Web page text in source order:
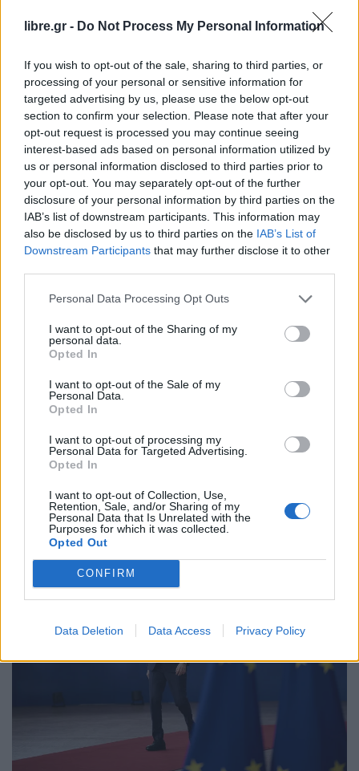
libre.gr - Do Not Process My Personal Information
If you wish to opt-out of the sale, sharing to third parties, or
processing of your personal or sensitive information for
targeted advertising by us, please use the below opt-out
section to confirm your selection. Please note that after your
opt-out request is processed you may continue seeing
interest-based ads based on personal information utilized by
us or personal information disclosed to third parties prior to
your opt-out. You may separately opt-out of the further
disclosure of your personal information by third parties on the
IAB’s list of downstream participants. This information may
also be disclosed by us to third parties on the IAB’s List of
Downstream Participants that may further disclose it to other
Personal Data Processing Opt Outs
I want to opt-out of the Sharing of my
personal data.
Opted In
I want to opt-out of the Sale of my
Personal Data.
Opted In
I want to opt-out of processing my
Personal Data for Targeted Advertising.
Opted In
I want to opt-out of Collection, Use,
Retention, Sale, and/or Sharing of my
Personal Data that Is Unrelated with the
Purposes for which it was collected.
Opted Out
CONFIRM
Data Deletion Data Access Privacy Policy
Παράλληλα, πάντως, σύμφωνα με την εφημερίδα
La Repubblica, είναι σαφές ότι «η όλη πορεία της
διαπραγμάτευσης είναι ανηφορική».
Η ιταλική δημόσια τηλεόραση Rai, τέλος, σε ότι
αφορά την έγκριση των σχεδίων μεταρρυθμίσεων
των διαφόρων χωρών, τονίζει ότι μπορεί, τελικά,
να μην θεωρηθεί αρκετό μόνο το «πράσινο φως»
της Ευρωπαϊκής Επιτροπής, αλλά να χρειαστεί και
το «ελεύθερο» από μια ενισχυμένη πλειοψηφία
κρατών μελών της Ένωσης.
προσθέτει η Rai, η Ιταλία θα μπορούσε να θέσει
βέτο κατά την τελική έγκριση του Πολυετούς
Δημοσιονομικού Πλαισίου της ΕΕ.
Facebook Share on X Bluesky
Email Copy Link
Σχετικά Άρθρα